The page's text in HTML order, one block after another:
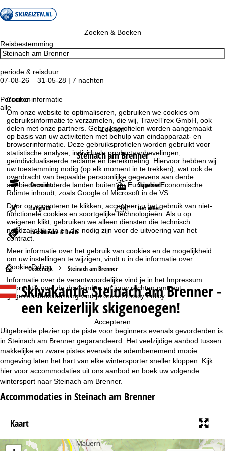
Cookie-informatie
Om onze website te optimaliseren, gebruiken we cookies om
gebruiksinformatie te verzamelen, die wij, TravelTrex GmbH, ook
delen met onze partners. Gebruiksprofielen worden aangemaakt
op basis van uw activiteiten met behulp van eindapparaat- en
browserinformatie. Deze gebruiksprofielen worden gebruikt voor
statistische analyse, individuele productaanbevelingen,
geïndividualiseerde reclame en bereikmeting. Hiervoor hebben wij
uw toestemming nodig (op elk moment in te trekken), wat ook de
overdracht van bepaalde persoonlijke gegevens aan derde
aanbieders in derde landen buiten de Europese Economische
Ruimte inhoudt, zoals Google of Microsoft in de VS.
Door opaccepteren te klikken, accepteert u het gebruik van niet-
functionele cookies en soortgelijke technologieën. Als u op
weigeren klikt, gebruiken we alleen diensten die technisch
noodzakelijk zijn en die nodig zijn voor de uitvoering van het
contract.
Meer informatie over het gebruik van cookies en de mogelijkheid
om uw instellingen te wijzigen, vindt u in de informatie over
Cookie-Policy.
Informatie over de verantwoordelijke vind je in het Impressum
Informatie over de doeleinden en jouw rechten omtrent
gegevensbescherming vind je onzePrivacy Policy
Accepteren
Zoeken & Boeken
Reisbestemming
periode & reisduur
07-08-26 – 31-05-28 | 7 nachten
Personen
alle
Zoeken
Steinach am Brenner
Overzicht Skigebied
Langlauf Het weer
Last-Minute & Deals
S
t
r
t
p
Oostenrijk Steinach am Brenner
Skivakantie Steinach am Brenner -
een keizerlijk skigenoegen!
Uitgebreide plezier op de piste voor beginners evenals gevorderden is
in Steinach am Brenner gegarandeerd. Het veelzijdige aanbod tussen
makkelijke en zware pistes evenals de adembenemend mooie
omgeving laten het hart van elke wintersporter sneller kloppen. Kijk
hier voor accommodaties uit ons aanbod en boek uw volgende
wintersport naar Steinach am Brenner.
Accommodaties in Steinach am Brenner
Kaart